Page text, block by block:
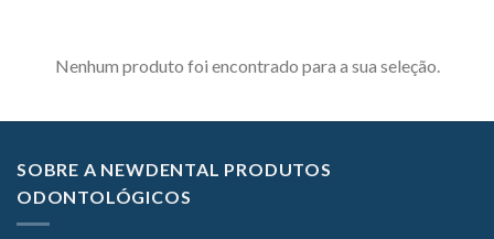
Nenhum produto foi encontrado para a sua seleção.
SOBRE A NEWDENTAL PRODUTOS
ODONTOLÓGICOS